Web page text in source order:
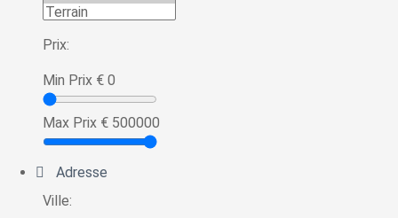
Prix:
Min Prix € 0
Max Prix € 500000
Adresse
Ville: